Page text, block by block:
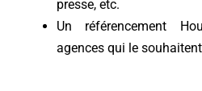
presse, etc.
Un référencement
agences qui le